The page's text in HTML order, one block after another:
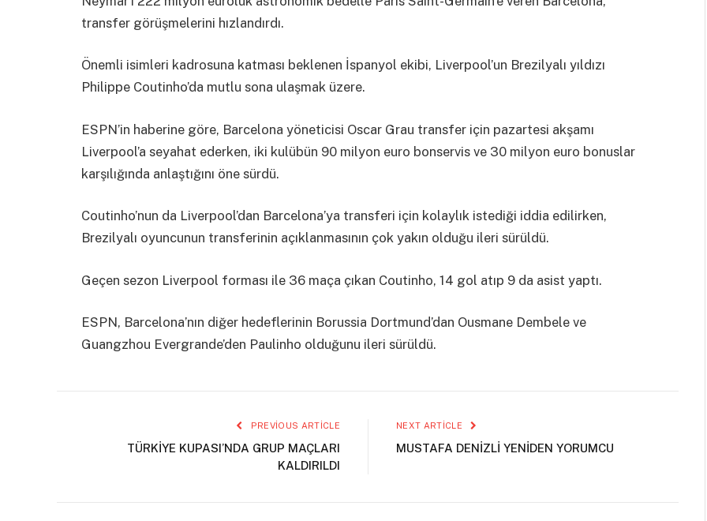
transfer görüşmelerini hızlandırdı.
Önemli isimleri kadrosuna katması beklenen İspanyol ekibi, Liverpool’un Brezilyalı yıldızı
Philippe Coutinho’da mutlu sona ulaşmak üzere.
ESPN’in haberine göre, Barcelona yöneticisi Oscar Grau transfer için pazartesi akşamı
Liverpool’a seyahat ederken, iki kulübün 90 milyon euro bonservis ve 30 milyon euro bonuslar
karşılığında anlaştığını öne sürdü.
Coutinho’nun da Liverpool’dan Barcelona’ya transferi için kolaylık istediği iddia edilirken,
Brezilyalı oyuncunun transferinin açıklanmasının çok yakın olduğu ileri sürüldü.
Geçen sezon Liverpool forması ile 36 maça çıkan Coutinho, 14 gol atıp 9 da asist yaptı.
ESPN, Barcelona’nın diğer hedeflerinin Borussia Dortmund’dan Ousmane Dembele ve
Guangzhou Evergrande’den Paulinho olduğunu ileri sürüldü.
PREVIOUS ARTICLE
TÜRKİYE KUPASI’NDA GRUP MAÇLARI
KALDIRILDI
NEXT ARTICLE
MUSTAFA DENİZLİ YENİDEN YORUMCU